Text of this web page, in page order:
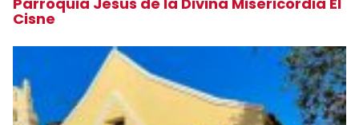
Cisne